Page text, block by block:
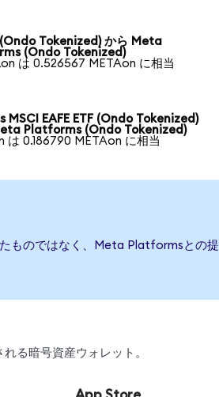
Tokenized) から Meta
(Ondo Tokenized)
は 0.526567 METAon に相当
MSCI EAFE ETF (Ondo Tokenized)
Platforms (Ondo Tokenized)
は 0.186790 METAon に相当
のではなく、Meta Platformsとの
る暗号資産ウォレット。